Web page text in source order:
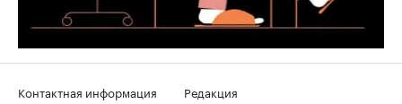
Контактная информация
Редакция